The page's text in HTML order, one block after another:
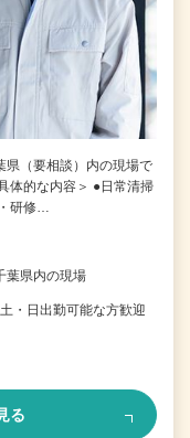
県（要相談）内の現場で
体的な内容＞ ●日常清掃
研修…
葉県内の現場
・日出勤可能な方歓迎
る